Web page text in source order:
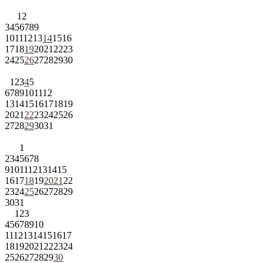
1 2
3456789
10111213141516
1718192021 2223
24252627282930
1 2345
6789101112
13141516171819
2021 2223242526
2728293031
1
2345678
9101112131415
161718192021 22
23242526272829
3031
1 23
45678910
11121314151617
18192021 222324
252627282930